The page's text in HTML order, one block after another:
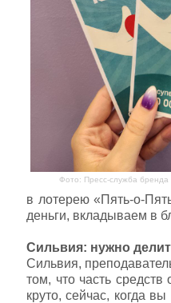
Фото: Пресс-служба
в лотерею «Пять-о-
деньги, вкладываем в
Сильвия: нужно
Сильвия,
том, что часть
круто, сейчас, когда